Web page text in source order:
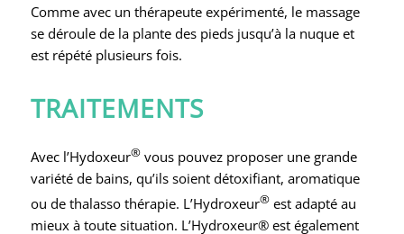
Comme avec un thérapeute expérimenté, le massage
se déroule de la plante des pieds jusqu’à la nuque et
est répété plusieurs fois.
TRAITEMENTS
Avec l’Hydoxeur®vous pouvez proposer une grande
variété de bains, qu’ils soient détoxifiant, aromatique
ou de thalasso thérapie. L’Hydroxeur®est adapté au
mieux à toute situation. L’Hydroxeur® est également